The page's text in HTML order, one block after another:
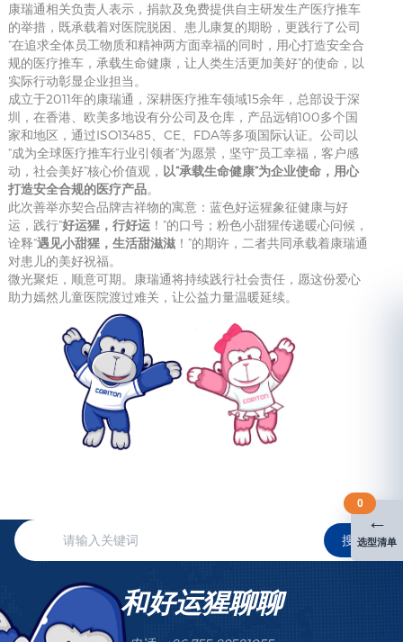
康瑞通相关负责人表示，捐款及免费提供自主研发生产医疗推车
的举措，既承载着对医院脱困、患儿康复的期盼，更践行了公司
“在追求全体员工物质和精神两方面幸福的同时，用心打造安全合
规的医疗推车，承载生命健康，让人类生活更加美好”的使命，以
实际行动彰显企业担当。
成立于2011年的康瑞通，深耕医疗推车领域15余年，总部设于深
圳，在香港、欧美多地设有分公司及仓库，产品远销100多个国
家和地区，通过ISO13485、CE、FDA等多项国际认证。公司以
“成为全球医疗推车行业引领者”为愿景，坚守“员工幸福，客户感
动，社会美好”核心价值观， 以“承载生命健康”为企业使命，用心
打造安全合规的医疗产品。
此次善举亦契合品牌吉祥物的寓意：蓝色好运猩象征健康与好
运，践行“好运猩，行好运！”的口号；粉色小甜猩传递暖心问候，
诠释“遇见小甜猩，生活甜滋滋！”的期许，二者共同承载着康瑞通
对患儿的美好祝福。
微光聚炬，顺意可期。康瑞通将持续践行社会责任，愿这份爱心
助力嫣然儿童医院渡过难关，让公益力量温暖延续。
搜索
和好运猩聊聊
←
选型清单
0